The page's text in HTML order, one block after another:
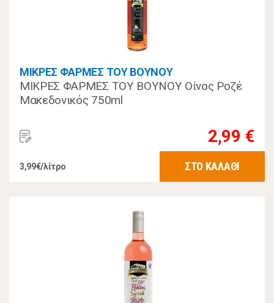
ΜΙΚΡΕΣ ΦΑΡΜΕΣ ΤΟΥ ΒΟΥΝΟΥ
ΜΙΚΡΕΣ ΦΑΡΜΕΣ ΤΟΥ ΒΟΥΝΟΥ Οίνος Ροζέ
Μακεδονικός 750ml
2,99 €
3,99€/λίτρο ΣΤΟ ΚΑΛΑΘΙ